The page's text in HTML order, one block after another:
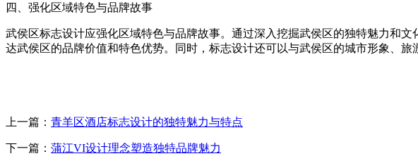
四、强化区域特色与品牌故事
武侯区标志设计应强化区域特色与品牌故事。通过深入挖掘武侯区的独特魅力和
达武侯区的品牌价值和特色优势。同时，标志设计还可以与武侯区的城市形象、
上一篇： 青羊区酒店标志设计的独特魅力与特点
下一篇： 蒲江VI设计理念塑造独特品牌魅力